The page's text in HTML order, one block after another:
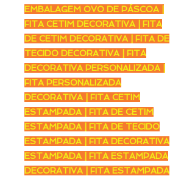
EMBALAGEM OVO DE PÁSCOA |
FITA CETIM DECORATIVA | FITA
DE CETIM DECORATIVA | FITA DE
TECIDO DECORATIVA | FITA
DECORATIVA PERSONALIZADA |
FITA PERSONALIZADA
DECORATIVA | FITA CETIM
ESTAMPADA | FITA DE CETIM
ESTAMPADA | FITA DE TECIDO
ESTAMPADA | FITA DECORATIVA
ESTAMPADA | FITA ESTAMPADA
DECORATIVA | FITA ESTAMPADA